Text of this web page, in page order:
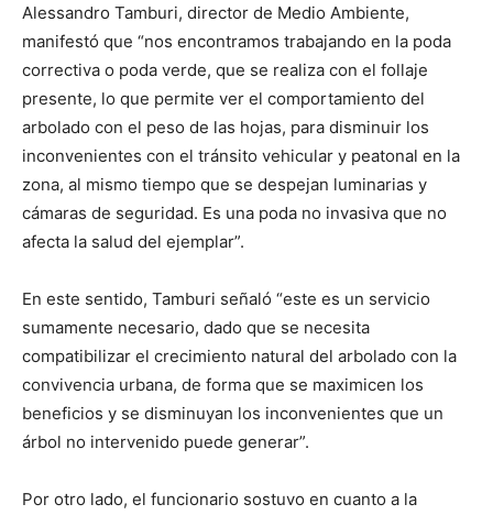
Alessandro Tamburi, director de Medio Ambiente,
manifestó que “nos encontramos trabajando en la poda
correctiva o poda verde, que se realiza con el follaje
presente, lo que permite ver el comportamiento del
arbolado con el peso de las hojas, para disminuir los
inconvenientes con el tránsito vehicular y peatonal en la
zona, al mismo tiempo que se despejan luminarias y
cámaras de seguridad. Es una poda no invasiva que no
afecta la salud del ejemplar”.
En este sentido, Tamburi señaló “este es un servicio
sumamente necesario, dado que se necesita
compatibilizar el crecimiento natural del arbolado con la
convivencia urbana, de forma que se maximicen los
beneficios y se disminuyan los inconvenientes que un
árbol no intervenido puede generar”.
Por otro lado, el funcionario sostuvo en cuanto a la